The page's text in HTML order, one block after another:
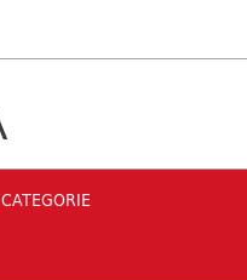
CATEGORIE